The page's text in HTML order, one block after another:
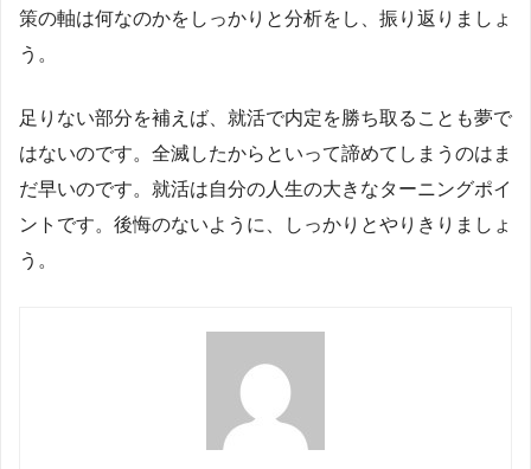
策の軸は何なのかをしっかりと分析をし、振り返りましょ
う。
足りない部分を補えば、就活で内定を勝ち取ることも夢で
はないのです。全滅したからといって諦めてしまうのはま
だ早いのです。就活は自分の人生の大きなターニングポイ
ントです。後悔のないように、しっかりとやりきりましょ
う。